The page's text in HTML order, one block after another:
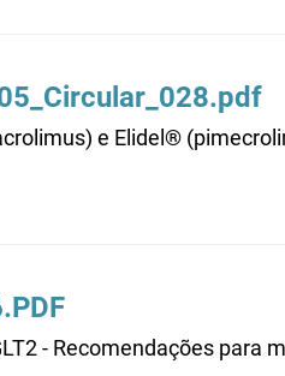
e Elidel®
- Recomendações para